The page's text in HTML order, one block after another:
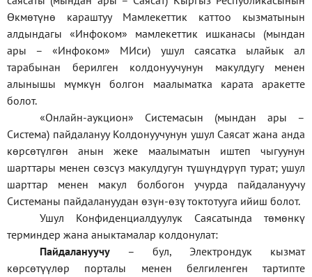
Өкмөтүнө караштуу Мамлекеттик каттоо кызматынын
алдындагы «Инфоком» мамлекеттик ишканасы (мындан
ары –«Инфоком» МИси) ушул саясатка ылайык ал
тарабынан берилген колдонуучунун макулдугу менен
алынышы мүмкүн болгон маалыматка карата аракетте
болот.
«Онлайн-аукцион» Системасын (мындан ары –
Система) пайдалануу Колдонуучунун ушул Саясат жана анда
көрсөтүлгөн анын жеке маалыматын иштеп чыгуунун
шарттары менен сөзсүз макулдугун түшүндүрүп турат; ушул
шарттар менен макул болбогон учурда пайдалануучу
Системаны пайдалануудан өзүн-өзү токтотууга ийиш болот.
Ушул Конфиденциалдуулук Саясатында төмөнкү
терминдер жана аныктамалар колдонулат:
Пайдалануучу – бул, Электрондук кызмат
көрсөтүүлөр порталы менен белгиленген тартипте